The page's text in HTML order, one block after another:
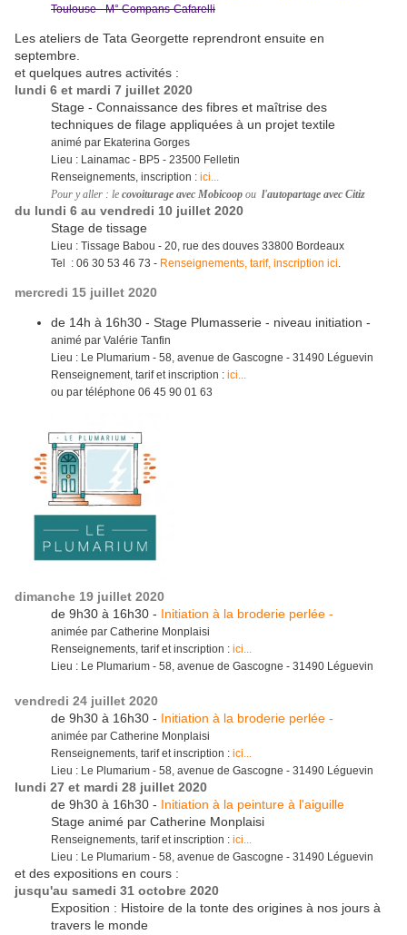
Toulouse - M° Compans-Cafarelli
Les ateliers de Tata Georgette reprendront ensuite en
septembre.
et quelques autres activités :
lundi 6 et mardi 7 juillet 2020
Stage - Connaissance des fibres et maîtrise des
techniques de filage appliquées à un projet textile
animé par Ekaterina Gorges
Lieu : Lainamac - BP5 - 23500 Felletin
Renseignements, inscription : ici...
Pour y aller : le covoiturage avec Mobicoop ou l'autopartage avec Citiz
du lundi 6 au vendredi 10 juillet 2020
Stage de tissage
Lieu : Tissage Babou - 20, rue des douves 33800 Bordeaux
Tel : 06 30 53 46 73 - Renseignements, tarif, inscription ici.
mercredi 15 juillet 2020
de 14h à 16h30 - Stage Plumasserie - niveau initiation -
animé par Valérie Tanfin
Lieu : Le Plumarium - 58, avenue de Gascogne - 31490 Léguevin
Renseignement, tarif et inscription : ici...
ou par téléphone 06 45 90 01 63
dimanche 19 juillet 2020
de 9h30 à 16h30 - Initiation à la broderie perlée -
animée par Catherine Monplaisi
Renseignements, tarif et inscription : ici...
Lieu : Le Plumarium - 58, avenue de Gascogne - 31490 Léguevin
vendredi 24 juillet 2020
de 9h30 à 16h30 - Initiation à la broderie perlée -
animée par Catherine Monplaisi
Renseignements, tarif et inscription : ici...
Lieu : Le Plumarium - 58, avenue de Gascogne - 31490 Léguevin
lundi 27 et mardi 28 juillet 2020
de 9h30 à 16h30 - Initiation à la peinture à l'aiguille
Stage animé par Catherine Monplaisi
Renseignements, tarif et inscription : ici...
Lieu : Le Plumarium - 58, avenue de Gascogne - 31490 Léguevin
et des expositions en cours :
jusqu'au samedi 31 octobre 2020
Exposition : Histoire de la tonte des origines à nos jours à
travers le monde